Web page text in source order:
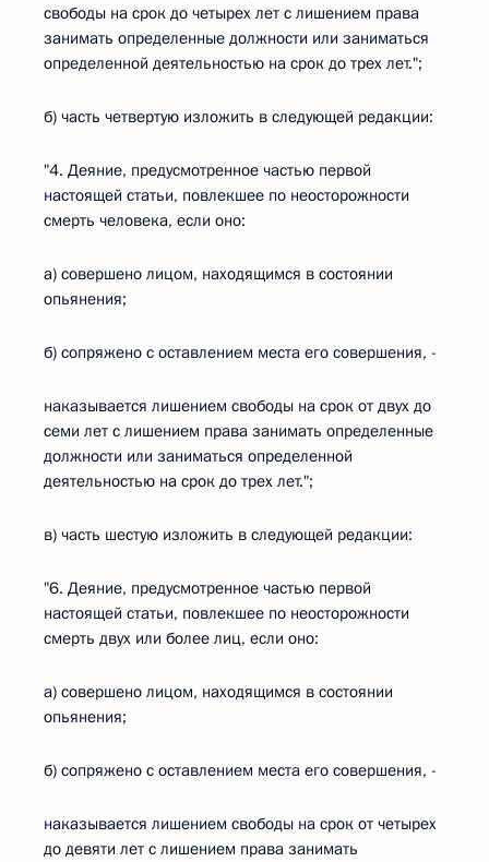
свободы на срок до четырех лет с лишением права
занимать определенные должности или заниматься
определенной деятельностью на срок до трех лет.";
б) часть четвертую изложить в следующей редакции:
"4. Деяние, предусмотренное частью первой
настоящей статьи, повлекшее по неосторожности
смерть человека, если оно:
а) совершено лицом, находящимся в состоянии
опьянения;
б) сопряжено с оставлением места его совершения, -
наказывается лишением свободы на срок от двух до
семи лет с лишением права занимать определенные
должности или заниматься определенной
деятельностью на срок до трех лет.";
в) часть шестую изложить в следующей редакции:
"6. Деяние, предусмотренное частью первой
настоящей статьи, повлекшее по неосторожности
смерть двух или более лиц, если оно:
а) совершено лицом, находящимся в состоянии
опьянения;
б) сопряжено с оставлением места его совершения, -
наказывается лишением свободы на срок от четырех
до девяти лет с лишением права занимать